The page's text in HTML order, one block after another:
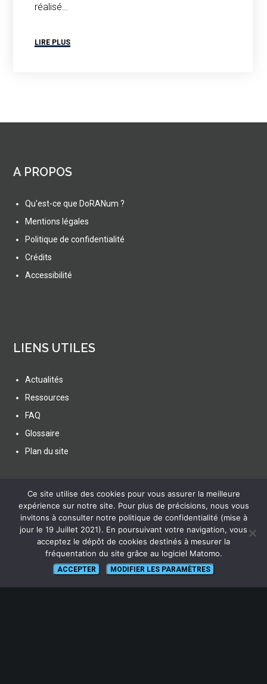
réalisé…
LIRE PLUS
A PROPOS
Qu'est-ce que DoRANum ?
Mentions légales
Politique de confidentialité
Crédits
Accessibilité
LIENS UTILES
Actualités
Ressources
FAQ
Glossaire
Plan du site
SUIVEZ NOUS
Ce site utilise des cookies pour vous assurer la meilleure
expérience sur notre site. Pour plus de précisions, nous vous
invitons à consulter notre politique de confidentialité (mise à
jour le 19 Juillet 2021). En poursuivant votre navigation, vous
acceptez le dépôt de cookies destinés à mesurer la
fréquentation du site grâce au logiciel Matomo.
ACCEPTER MODIFIER LES PARAMÈTRES